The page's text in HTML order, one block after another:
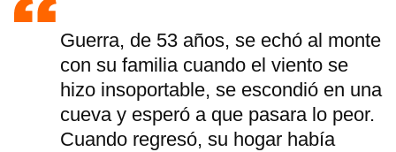
Guerra, de 53 años, se echó al monte
con su familia cuando el viento se
hizo insoportable, se escondió en una
cueva y esperó a que pasara lo peor.
Cuando regresó, su hogar había